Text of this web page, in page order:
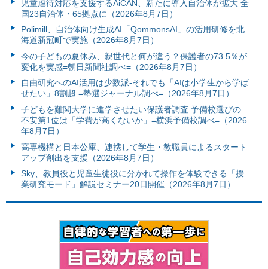
児童虐待対応を支援するAiCAN、新たに導入自治体が拡大 全
国23自治体・65拠点に（2026年8月7日）
Polimill、自治体向け生成AI「QommonsAI」の活用研修を北
海道新冠町で実施（2026年8月7日）
今の子どもの夏休み、親世代と何が違う？保護者の73.5％が
変化を実感=朝日新聞社調べ=（2026年8月7日）
自由研究へのAI活用は少数派-それでも「AIは小学生から学ば
せたい」8割超 =塾選ジャーナル調べ=（2026年8月7日）
子どもを難関大学に進学させたい保護者調査 予備校選びの
不安第1位は「学費が高くないか」=横浜予備校調べ=（2026
年8月7日）
高専機構と日本公庫、連携して学生・教職員によるスタート
アップ創出を支援（2026年8月7日）
Sky、教員役と児童生徒役に分かれて操作を体験できる「授
業研究モード」解説セミナー20日開催（2026年8月7日）